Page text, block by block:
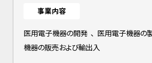
事業内容
医用電子機器の開発 、 医用電子機器の
機器の販売および輸出入